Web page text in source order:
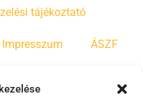
tájékoztató
Impresszum ÁSZF